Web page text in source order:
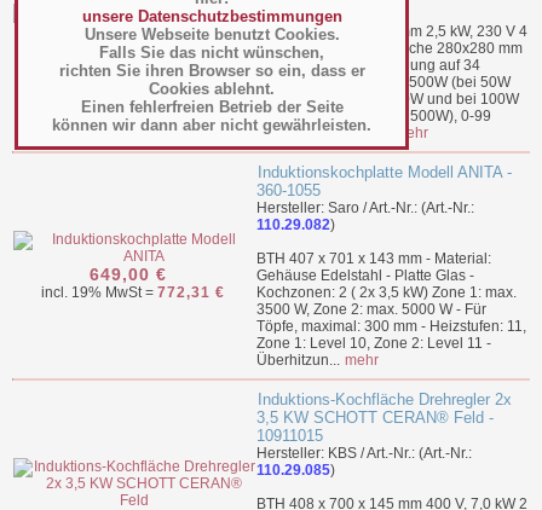
unsere Datenschutzbestimmungen
Unsere Webseite benutzt Cookies.
Falls Sie das nicht wünschen,
richten Sie ihren Browser so ein, dass er
Cookies ablehnt.
Einen fehlerfreien Betrieb der Seite
können wir dann aber nicht gewährleisten.
629,00 €
incl. 19% MwSt =748,51 €
BTH 280 x 360 x 105 mm 2,5 kW, 230 V 4
Kg 4 mm Platte, Nutzfläche 280x280 mm
180 mm Induktor Regelung auf 34
Positionen von 50W - 2500W (bei 50W
zwischen 50W und 900W und bei 100W
zwischen 1000W und 2500W), 0-99
Minuten Timer. Ein...
mehr
649,00 €
incl. 19% MwSt = 772,31 €
Induktionskochplatte Modell ANITA -
360-1055
Hersteller: Saro / Art.-Nr.: (Art.-Nr.:
110.29.082)
BTH 407 x 701 x 143 mm - Material:
Gehäuse Edelstahl - Platte Glas -
Kochzonen: 2 ( 2x 3,5 kW) Zone 1: max.
3500 W, Zone 2: max. 5000 W - Für
Töpfe, maximal: 300 mm - Heizstufen: 11,
Zone 1: Level 10, Zone 2: Level 11 -
Überhitzun... mehr
Induktions-Kochfläche Drehregler 2x
3,5 KW SCHOTT CERAN® Feld -
10911015
Hersteller: KBS / Art.-Nr.: (Art.-Nr.:
110.29.085)
BTH 408 x 700 x 145 mm 400 V, 7,0 kW 2